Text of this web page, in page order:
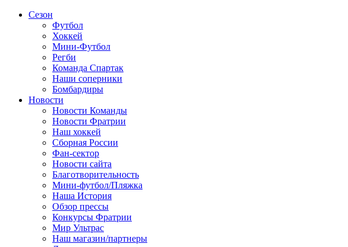
Сезон
Футбол
Хоккей
Мини-Футбол
Регби
Команда Спартак
Наши соперники
Бомбардиры
Новости
Новости Команды
Новости Фратрии
Наш хоккей
Сборная России
Фан-cектор
Новости сайта
Благотворительность
Мини-футбол/Пляжка
Наша История
Обзор прессы
Конкурсы Фратрии
Мир Ультрас
Наш магазин/партнеры